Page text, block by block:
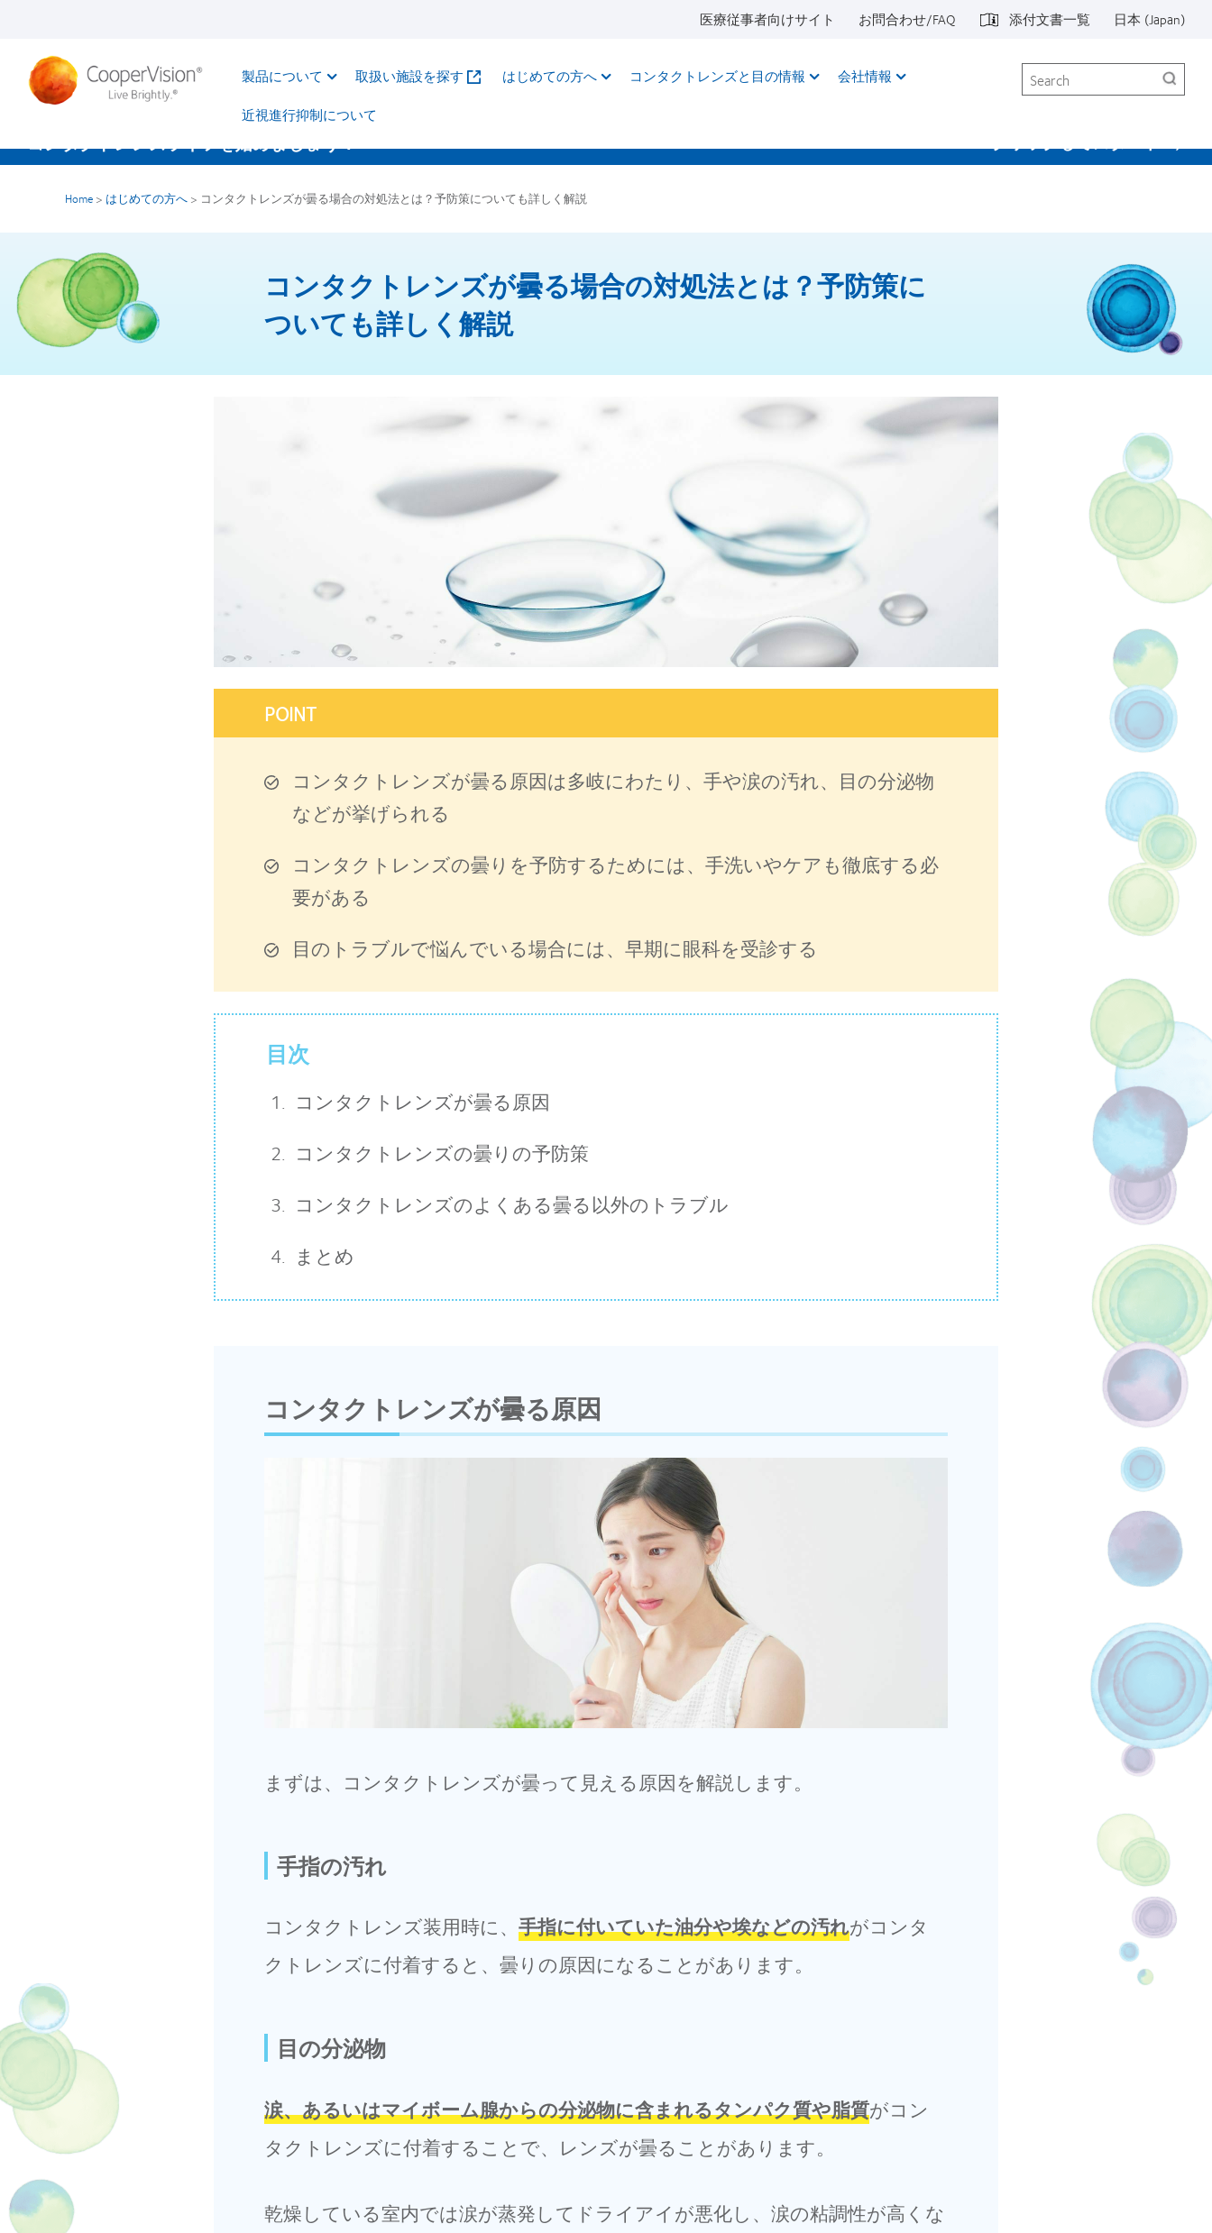
医療従事者向けサイト お問合わせ/FAQ 添付文書一覧 日本 (Japan)
製品について 取扱い施設を探す はじめての方へ コンタクトレンズと目の情報
会社情報
近視進行抑制について​
Search
コンタクトレンズライフを始めましょう！
Home > はじめての方へ > コンタクトレンズが曇る場合の対処法とは？予防策についても詳しく解説
コンタクトレンズが曇る場合の対処法とは？予防策に
ついても詳しく解説
POINT
コンタクトレンズが曇る原因は多岐にわたり、手や涙の汚れ、目の分泌物
などが挙げられる
コンタクトレンズの曇りを予防するためには、手洗いやケアも徹底する必
要がある
目のトラブルで悩んでいる場合には、早期に眼科を受診する
目次
コンタクトレンズが曇る原因
コンタクトレンズの曇りの予防策
コンタクトレンズのよくある曇る以外のトラブル
まとめ
コンタクトレンズが曇る原因
まずは、コンタクトレンズが曇って見える原因を解説します。
手指の汚れ
コンタクトレンズ装用時に、 手指に付いていた油分や埃などの汚れがコンタ
クトレンズに付着すると、曇りの原因になることがあります。
目の分泌物
涙、あるいはマイボーム腺からの分泌物に含まれるタンパク質や脂質がコン
タクトレンズに付着することで、レンズが曇ることがあります。
乾燥している室内では涙が蒸発してドライアイが悪化し、涙の粘調性が高くな